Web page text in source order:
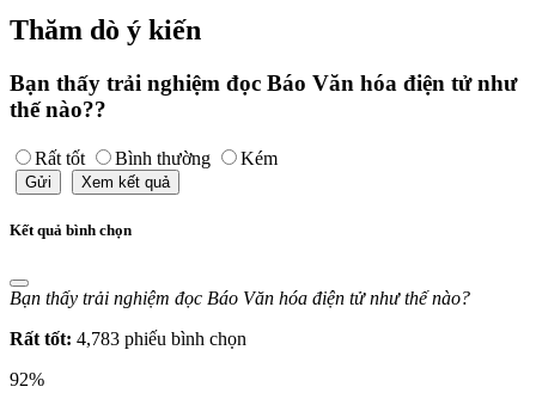
Thăm dò ý kiến
Bạn thấy trải nghiệm đọc Báo Văn hóa điện tử như
thế nào??
Rất tốt Bình thường Kém
Gửi Xem kết quả
Kết quả bình chọn
Bạn thấy trải nghiệm đọc Báo Văn hóa điện tử như thế nào?
Rất tốt: 4,783 phiếu bình chọn
92%